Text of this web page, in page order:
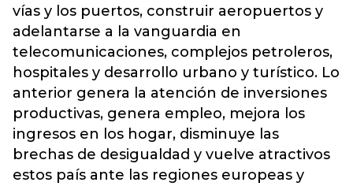
vías y los puertos, construir aeropuertos y
adelantarse a la vanguardia en
telecomunicaciones, complejos petroleros,
hospitales y desarrollo urbano y turístico. Lo
anterior genera la atención de inversiones
productivas, genera empleo, mejora los
ingresos en los hogar, disminuye las
brechas de desigualdad y vuelve atractivos
estos país ante las regiones europeas y